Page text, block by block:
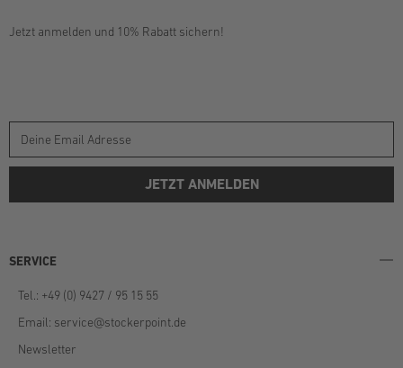
Jetzt anmelden und 10% Rabatt sichern!
JETZT ANMELDEN
SERVICE
Tel.: +49 (0) 9427 / 95 15 55
Email: service@stockerpoint.de
Newsletter